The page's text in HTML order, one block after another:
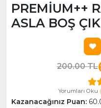
PREMİUM++
ASLA BOŞ
200.00 TL
Yorumları Oku
Kazanacağınız Puan: